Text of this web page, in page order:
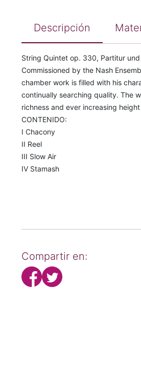
Descripción
String Quintet op. 330, Partitur
Commissioned by the Nash
chamber work is filled with his
continually searching quality. The
richness and ever increasing
CONTENIDO:
I Chacony
II Reel
III Slow Air
IV Stamash
Compartir en: